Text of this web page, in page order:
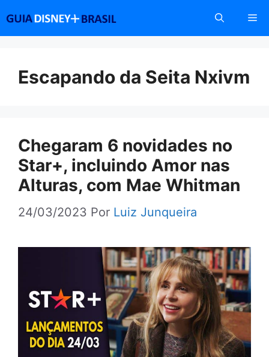
conteúdo
Escapando da Seita Nxivm
Chegaram 6 novidades no
Star+, incluindo Amor nas
Alturas, com Mae Whitman
24/03/2023 Por Luiz Junqueira